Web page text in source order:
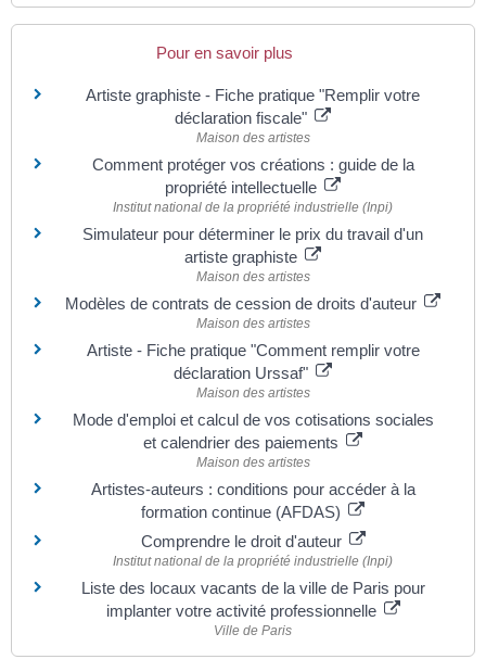
Pour en savoir plus
Artiste graphiste - Fiche pratique "Remplir votre
déclaration fiscale"
Maison des artistes
Comment protéger vos créations : guide de la
propriété intellectuelle
Institut national de la propriété industrielle (Inpi)
Simulateur pour déterminer le prix du travail d'un
artiste graphiste
Maison des artistes
Modèles de contrats de cession de droits d'auteur
Maison des artistes
Artiste - Fiche pratique "Comment remplir votre
déclaration Urssaf"
Maison des artistes
Mode d'emploi et calcul de vos cotisations sociales
et calendrier des paiements
Maison des artistes
Artistes-auteurs : conditions pour accéder à la
formation continue (AFDAS)
Comprendre le droit d'auteur
Institut national de la propriété industrielle (Inpi)
Liste des locaux vacants de la ville de Paris pour
implanter votre activité professionnelle
Ville de Paris